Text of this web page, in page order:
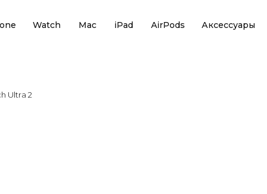
Watch Mac iPad AirPods Аксессуары
Ultra 2